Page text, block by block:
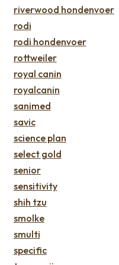
riverwood hondenvoer
rodi
rodi hondenvoer
rottweiler
royal canin
royalcanin
sanimed
savic
science plan
select gold
senior
sensitivity
shih tzu
smolke
smulti
specific